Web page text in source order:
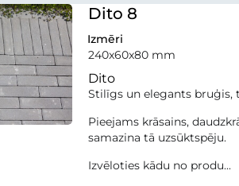
Dito 8
Izmēri
240x60x80 mm
Dito
Stilīgs un elegants bruģis,
Pieejams krāsains,
samazina tā uzsūktspēju.
Izvēloties kādu no produ...